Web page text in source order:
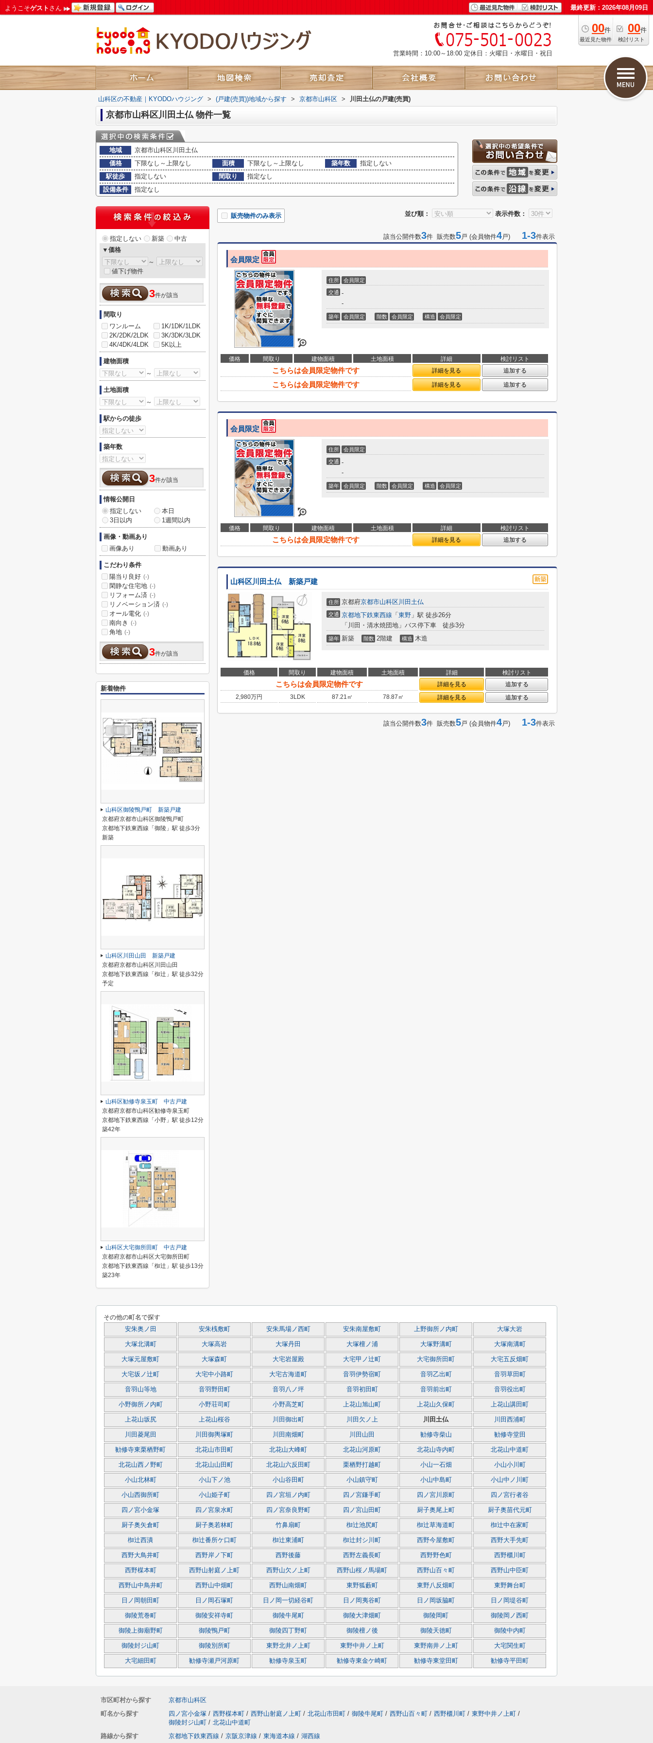
ようこそゲストさん 最終更新：2026年08月09日
00件
最近見た物件
00件
検討リスト
営業時間：10:00～18:00 定休日：火曜日・水曜日・祝日
山科区の不動産｜KYODOハウジング > (戸建(売買))地域から探す > 京都市山科区 > 川田土仏の戸建(売買)
京都市山科区川田土仏 物件一覧
地域
京都市山科区川田土仏
価格
下限なし～上限なし 面積 下限なし～上限なし 築年数
指定しない
駅徒歩
指定しない 間取り
指定なし
設備条件
指定なし
並び順： 表示件数：
販売物件のみ表示
該当公開件数3件 販売数5戸 (会員物件4戸) 1-3件表示
会員限定
住所 会員限定
交通 -
-
築年 会員限定 階数 会員限定 構造 会員限定
価格 間取り 建物面積 土地面積 詳細 検討リスト
こちらは会員限定物件です 詳細を見る 追加する
こちらは会員限定物件です 詳細を見る 追加する
会員限定
住所 会員限定
交通 -
-
築年 会員限定 階数 会員限定 構造 会員限定
価格 間取り 建物面積 土地面積 詳細 検討リスト
こちらは会員限定物件です 詳細を見る 追加する
山科区川田土仏 新築戸建
住所 京都府京都市山科区川田土仏
交通 京都地下鉄東西線 「 東野 」駅 徒歩26分
「川田・清水焼団地」バス停下車 徒歩3分
築年 新築 階数 2階建 構造 木造
価格 間取り 建物面積 土地面積 詳細 検討リスト
こちらは会員限定物件です 詳細を見る
追加する
2,980万円 3LDK 87.21㎡ 78.87㎡ 詳細を見る 追加する
該当公開件数3件 販売数5戸 (会員物件4戸) 1-3件表示
指定しない 新築
中古
▼価格
～
値下げ物件
3件が該当
間取り
ワンルーム
1K/1DK/1LDK
2K/2DK/2LDK
3K/3DK/3LDK
4K/4DK/4LDK
5K以上
建物面積
～
土地面積
～
駅からの徒歩
築年数
3件が該当
情報公開日
指定しない
本日
3日以内
1週間以内
画像・動画あり
画像あり
動画あり
こだわり条件
陽当り良好 (-)
閑静な住宅地 (-)
リフォーム済 (-)
リノベーション済 (-)
オール電化 (-)
南向き (-)
角地 (-)
3件が該当
新着物件
山科区御陵鴨戸町 新築戸建
京都府京都市山科区御陵鴨戸町
京都地下鉄東西線「御陵」駅 徒歩3分
新築
山科区川田山田 新築戸建
京都府京都市山科区川田山田
京都地下鉄東西線「椥辻」駅 徒歩32分
予定
山科区勧修寺泉玉町 中古戸建
京都府京都市山科区勧修寺泉玉町
京都地下鉄東西線「小野」駅 徒歩12分
築42年
山科区大宅御所田町 中古戸建
京都府京都市山科区大宅御所田町
京都地下鉄東西線「椥辻」駅 徒歩13分
築23年
その他の町名で探す
安朱奥ノ田 安朱桟敷町 安朱馬場ノ西町 安朱南屋敷町 上野御所ノ内町 大塚大岩
大塚北溝町 大塚高岩 大塚丹田 大塚檀ノ浦 大塚野溝町 大塚南溝町
大塚元屋敷町 大塚森町 大宅岩屋殿 大宅甲ノ辻町 大宅御所田町 大宅五反畑町
大宅坂ノ辻町 大宅中小路町 大宅古海道町 音羽伊勢宿町 音羽乙出町 音羽草田町
音羽山等地 音羽野田町 音羽八ノ坪 音羽初田町 音羽前出町 音羽役出町
小野御所ノ内町 小野荘司町 小野高芝町 上花山旭山町 上花山久保町 上花山講田町
上花山坂尻 上花山桜谷 川田御出町 川田欠ノ上 川田土仏 川田西浦町
川田菱尾田 川田御輿塚町 川田南畑町 川田山田 勧修寺柴山 勧修寺堂田
勧修寺東栗栖野町 北花山市田町 北花山大峰町 北花山河原町 北花山寺内町 北花山中道町
北花山西ノ野町 北花山山田町 北花山六反田町 栗栖野打越町 小山一石畑 小山小川町
小山北林町 小山下ノ池 小山谷田町 小山鎮守町 小山中島町 小山中ノ川町
小山西御所町 小山姫子町 四ノ宮垣ノ内町 四ノ宮鎌手町 四ノ宮川原町 四ノ宮行者谷
四ノ宮小金塚 四ノ宮泉水町 四ノ宮奈良野町 四ノ宮山田町 厨子奥尾上町 厨子奥苗代元町
厨子奥矢倉町 厨子奥若林町 竹鼻扇町 椥辻池尻町 椥辻草海道町 椥辻中在家町
椥辻西潰 椥辻番所ケ口町 椥辻東浦町 椥辻封シ川町 西野今屋敷町 西野大手先町
西野大鳥井町 西野岸ノ下町 西野後藤 西野左義長町 西野野色町 西野櫃川町
西野楳本町 西野山射庭ノ上町 西野山欠ノ上町 西野山桜ノ馬場町 西野山百々町 西野山中臣町
西野山中鳥井町 西野山中畑町 西野山南畑町 東野狐藪町 東野八反畑町 東野舞台町
日ノ岡朝田町 日ノ岡石塚町 日ノ岡一切経谷町 日ノ岡夷谷町 日ノ岡坂脇町 日ノ岡堤谷町
御陵荒巻町 御陵安祥寺町 御陵牛尾町 御陵大津畑町 御陵岡町 御陵岡ノ西町
御陵上御廟野町 御陵鴨戸町 御陵四丁野町 御陵檀ノ後 御陵天徳町 御陵中内町
御陵封ジ山町 御陵別所町 東野北井ノ上町 東野中井ノ上町 東野南井ノ上町 大宅関生町
大宅細田町 勧修寺瀬戸河原町 勧修寺泉玉町 勧修寺東金ケ崎町 勧修寺東堂田町 勧修寺平田町
市区町村から探す
京都市山科区
町名から探す
四ノ宮小金塚 / 西野楳本町 / 西野山射庭ノ上町 / 北花山市田町 / 御陵牛尾町 / 西野山百々町 / 西野櫃川町 / 東野中井ノ上町 /
御陵封ジ山町 / 北花山中道町
路線から探す
京都地下鉄東西線 / 京阪京津線 / 東海道本線 / 湖西線